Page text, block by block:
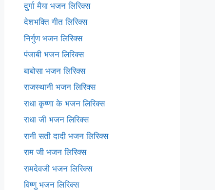
दुर्गा मैया भजन लिरिक्स
देशभक्ति गीत लिरिक्स
निर्गुण भजन लिरिक्स
पंजाबी भजन लिरिक्स
बाबोसा भजन लिरिक्स
राजस्थानी भजन लिरिक्स
राधा कृष्णा के भजन लिरिक्स
राधा जी भजन लिरिक्स
रानी सती दादी भजन लिरिक्स
राम जी भजन लिरिक्स
रामदेवजी भजन लिरिक्स
विष्णु भजन लिरिक्स